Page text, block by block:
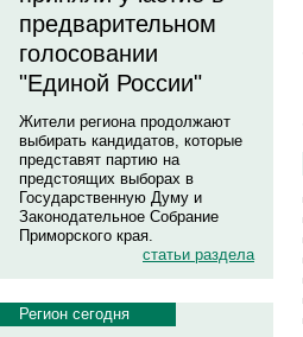
предварительном
голосовании
"Единой России"
Жители региона продолжают
выбирать кандидатов, которые
представят партию на
предстоящих выборах в
Государственную Думу и
Законодательное Собрание
Приморского края.
статьи раздела
Регион сегодня